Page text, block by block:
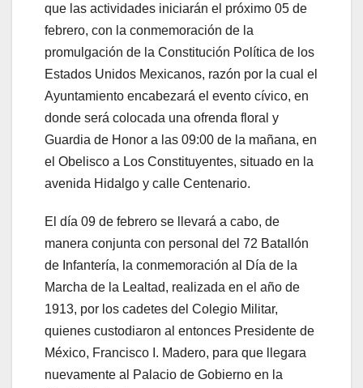
que las actividades iniciarán el próximo 05 de
febrero, con la conmemoración de la
promulgación de la Constitución Política de los
Estados Unidos Mexicanos, razón por la cual el
Ayuntamiento encabezará el evento cívico, en
donde será colocada una ofrenda floral y
Guardia de Honor a las 09:00 de la mañana, en
el Obelisco a Los Constituyentes, situado en la
avenida Hidalgo y calle Centenario.
El día 09 de febrero se llevará a cabo, de
manera conjunta con personal del 72 Batallón
de Infantería, la conmemoración al Día de la
Marcha de la Lealtad, realizada en el año de
1913, por los cadetes del Colegio Militar,
quienes custodiaron al entonces Presidente de
México, Francisco I. Madero, para que llegara
nuevamente al Palacio de Gobierno en la